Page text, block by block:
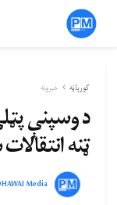
کورپاڼه خبرونه
ټنه
Media